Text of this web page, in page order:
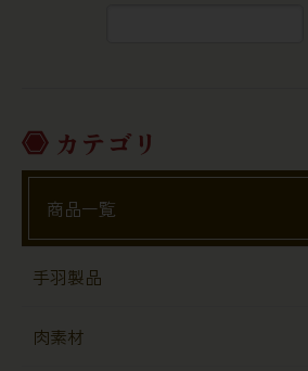
カテゴリ
商品一覧
手羽製品
肉素材